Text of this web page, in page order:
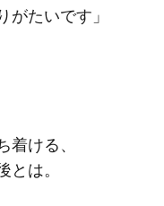
が​たいです」
着ける、​
とは。